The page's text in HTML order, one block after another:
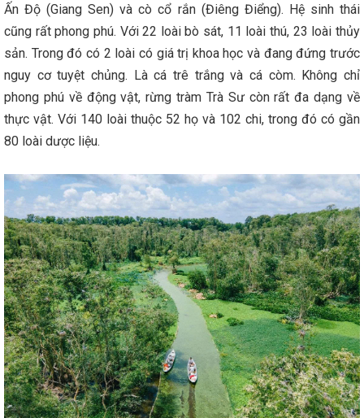
Ấn Độ (Giang Sen) và cò cổ rắn (Điêng Điểng). Hệ sinh thái
cũng rất phong phú. Với 22 loài bò sát, 11 loài thú, 23 loài thủy
sản. Trong đó có 2 loài có giá trị khoa học và đang đứng trước
nguy cơ tuyệt chủng. Là cá trê trắng và cá còm. Không chỉ
phong phú về động vật, rừng tràm Trà Sư còn rất đa dạng về
thực vật. Với 140 loài thuộc 52 họ và 102 chi, trong đó có gần
80 loài dược liệu.